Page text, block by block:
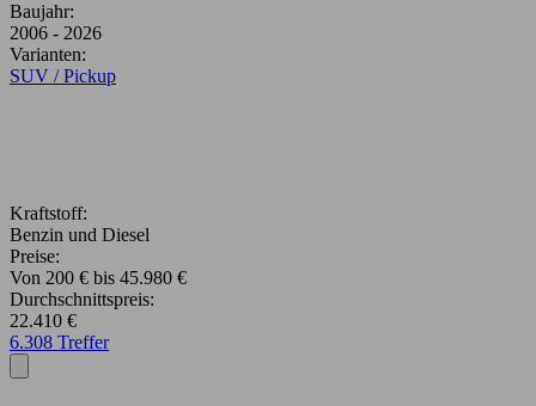
Baujahr:
2006 - 2026
Varianten:
SUV / Pickup
Kraftstoff:
Benzin und Diesel
Preise:
Von 200 € bis 45.980 €
Durchschnittspreis:
22.410 €
6.308 Treffer